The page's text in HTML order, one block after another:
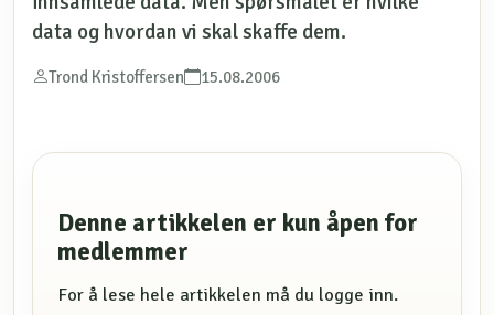
data og hvordan vi skal skaffe dem.
Trond Kristoffersen 15.08.2006
Denne artikkelen er kun åpen for
medlemmer
For å lese hele artikkelen må du logge inn.